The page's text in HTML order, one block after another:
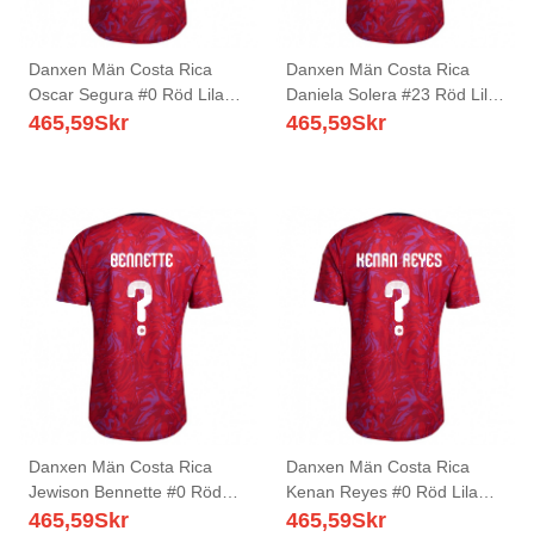
Danxen Män Costa Rica
Oscar Segura #0 Röd Lila
Marin Hemmatröja
465,59Skr
Danxen Män Costa Rica
Daniela Solera #23 Röd Lila
Marin Hemmatröja
465,59Skr
Danxen Män Costa Rica
Jewison Bennette #0 Röd
Lila Marin Hemmatröja
465,59Skr
Danxen Män Costa Rica
Kenan Reyes #0 Röd Lila
Marin Hemmatröja
465,59Skr